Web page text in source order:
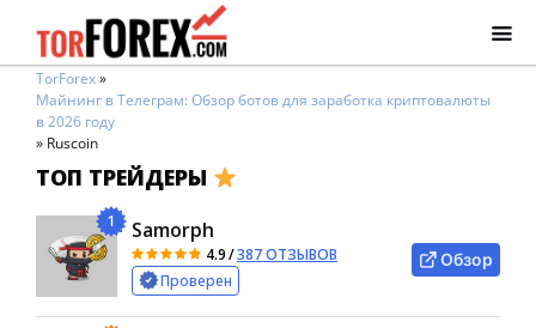
TorForex»
Майнинг в Телеграм: Обзор ботов для заработка криптовалюты
в 2026 году
» Ruscoin
ТОП ТРЕЙДЕРЫ
1 Samorph
4.9/387 ОТЗЫВОВ
Проверен
Обзор